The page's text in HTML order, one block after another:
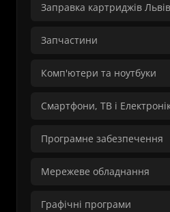
Заправка картриджів Львів
Запчастини
Комп'ютери та ноутбуки
Смартфони, ТВ і
Програмне забезпечення
Мережеве обладнання
Графічні програми